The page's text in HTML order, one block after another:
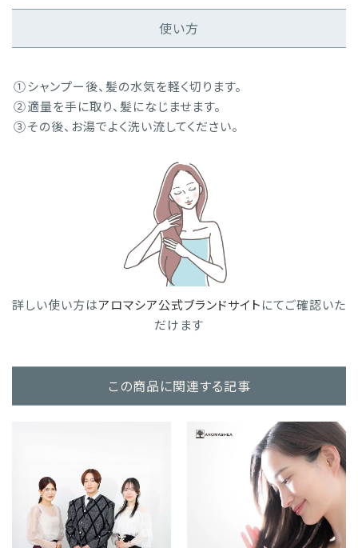
使い方
①シャンプー後、髪の水気を軽く切ります。
②適量を手に取り、髪になじませます。
③その後、お湯でよく洗い流してください。
詳しい使い方はアロマシア公式ブランドサイトにてご確認いた
だけます
この商品に関連する記事